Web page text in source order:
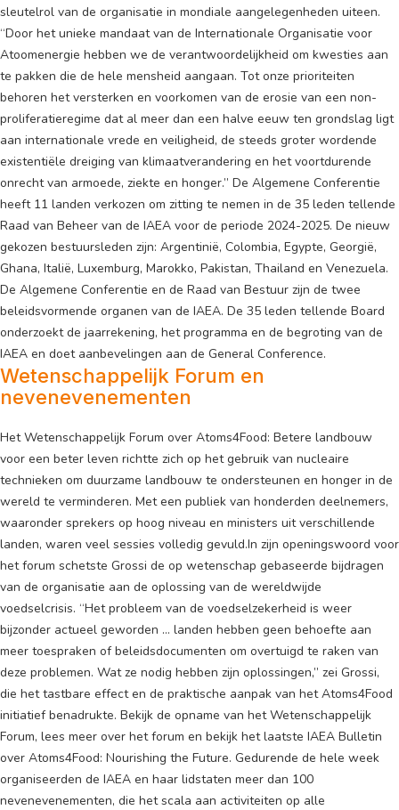
sleutelrol van de organisatie in mondiale aangelegenheden uiteen.
“Door het unieke mandaat van de Internationale Organisatie voor
Atoomenergie hebben we de verantwoordelijkheid om kwesties aan
te pakken die de hele mensheid aangaan. Tot onze prioriteiten
behoren het versterken en voorkomen van de erosie van een non-
proliferatieregime dat al meer dan een halve eeuw ten grondslag ligt
aan internationale vrede en veiligheid, de steeds groter wordende
existentiële dreiging van klimaatverandering en het voortdurende
onrecht van armoede, ziekte en honger.” De Algemene Conferentie
heeft 11 landen verkozen om zitting te nemen in de 35 leden tellende
Raad van Beheer van de IAEA voor de periode 2024-2025. De nieuw
gekozen bestuursleden zijn: Argentinië, Colombia, Egypte, Georgië,
Ghana, Italië, Luxemburg, Marokko, Pakistan, Thailand en Venezuela.
De Algemene Conferentie en de Raad van Bestuur zijn de twee
beleidsvormende organen van de IAEA. De 35 leden tellende Board
onderzoekt de jaarrekening, het programma en de begroting van de
IAEA en doet aanbevelingen aan de General Conference.
Wetenschappelijk Forum en
nevenevenementen
Het Wetenschappelijk Forum over Atoms4Food: Betere landbouw
voor een beter leven richtte zich op het gebruik van nucleaire
technieken om duurzame landbouw te ondersteunen en honger in de
wereld te verminderen. Met een publiek van honderden deelnemers,
waaronder sprekers op hoog niveau en ministers uit verschillende
landen, waren veel sessies volledig gevuld.In zijn openingswoord voor
het forum schetste Grossi de op wetenschap gebaseerde bijdragen
van de organisatie aan de oplossing van de wereldwijde
voedselcrisis. “Het probleem van de voedselzekerheid is weer
bijzonder actueel geworden … landen hebben geen behoefte aan
meer toespraken of beleidsdocumenten om overtuigd te raken van
deze problemen. Wat ze nodig hebben zijn oplossingen,” zei Grossi,
die het tastbare effect en de praktische aanpak van het Atoms4Food
initiatief benadrukte. Bekijk de opname van het Wetenschappelijk
Forum, lees meer over het forum en bekijk het laatste IAEA Bulletin
over Atoms4Food: Nourishing the Future. Gedurende de hele week
organiseerden de IAEA en haar lidstaten meer dan 100
nevenevenementen, die het scala aan activiteiten op alle